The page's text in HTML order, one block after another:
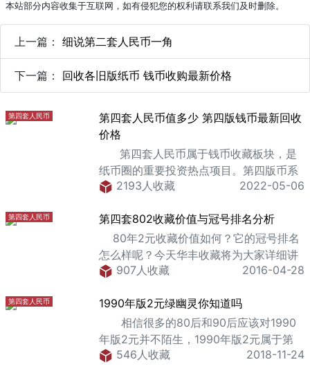
本站部分内容收集于互联网，如有侵犯您的权利请联系我们及时删除。
上一篇： 细说第二套人民币一角
下一篇： 回收各旧版纸币 钱币收购最新价格
第四套人民币
第四套人民币值多少 第四版钱币最新回收
价格
第四套人民币属于钱币收藏板块，是
纸币圈的重要投资热点项目。第四版币系
列下有很多潜力巨大的币种，比如“8050
好者和行家们的追捧，币
2193人收藏 2022-05-06
第四套人民币
第四套802收藏价值与冠号排名分析
80年2元收藏价值如何？它的冠号排名
怎么样呢？今天华丰收藏将为大家详细讲
解。 802只有54个冠号，其中JZ补
907人收藏 2016-04-28
第四套人民币
1990年版2元绿幽灵你知道吗
相信很多的80后和90后应该对1990
年版2元并不陌生，1990年版2元属于第
四套人民币，可以说第四套人民币伴随着
546人收藏 2018-11-24